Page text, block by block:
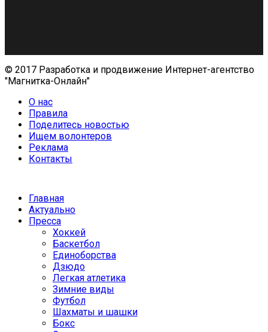
© 2017 Разработка и продвижение Интернет-агентство
"Магнитка-Онлайн"
О нас
Правила
Поделитесь новостью
Ищем волонтеров
Реклама
Контакты
Главная
Актуально
Пресса
Хоккей
Баскетбол
Единоборства
Дзюдо
Легкая атлетика
Зимние виды
Футбол
Шахматы и шашки
Бокс